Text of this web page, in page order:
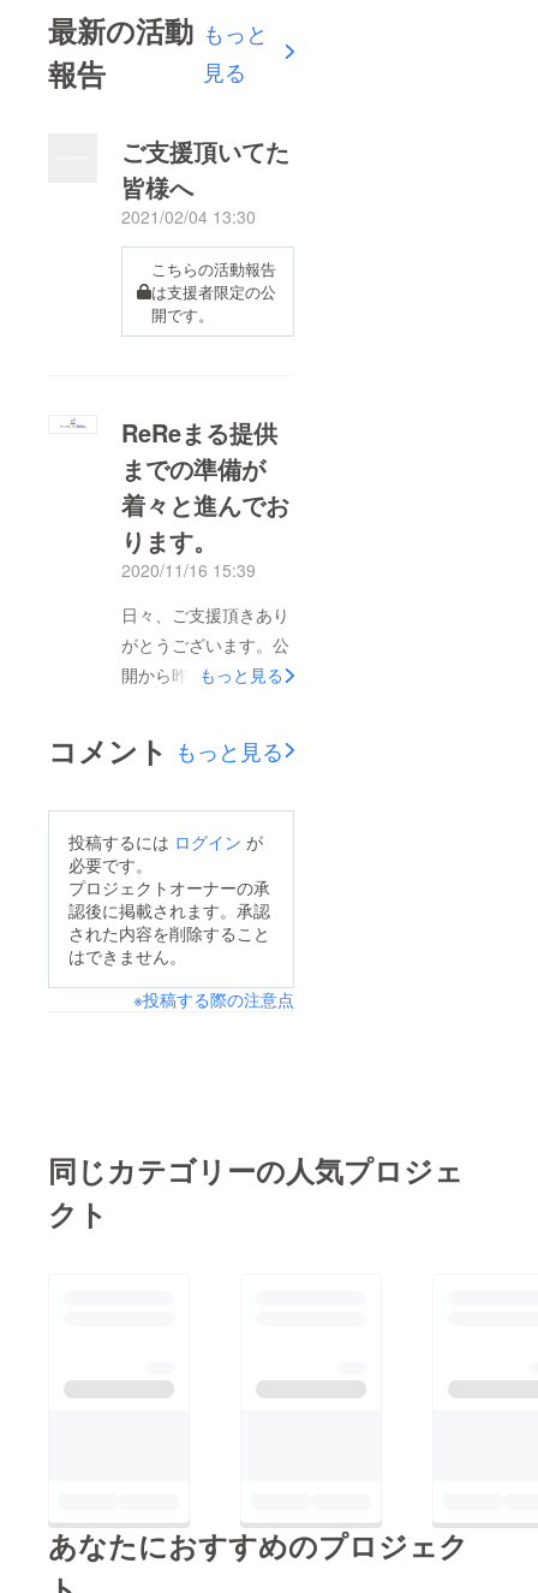
最新の活動
報告
もっと
見る
ご支援頂いてた
皆様へ
2021/02/04 13:30
こちらの活動報告
は支援者限定の公
開です。
ReReまる提供
までの準備が
着々と進んでお
ります。
2020/11/16 15:39
日々、ご支援頂きあり
がとうございます。公
開から昨日までで26人
ております。目標金額
まで気を許せない状況
さる皆様のお力添え
に、社員一同感謝して
おります。ReReまる
のアプリ・ECサイト
成・開発段階に進んで
です。沖縄県でスター
トするサービスではご
ともご支援のほど、よ
もっと見る
コメント もっと見る
投稿するには ログイン が
必要です。
プロジェクトオーナーの承
認後に掲載されます。承認
された内容を削除すること
はできません。
※投稿する際の注意点
同じカテゴリーの人気プロジェ
クト
あなたにおすすめのプロジェク